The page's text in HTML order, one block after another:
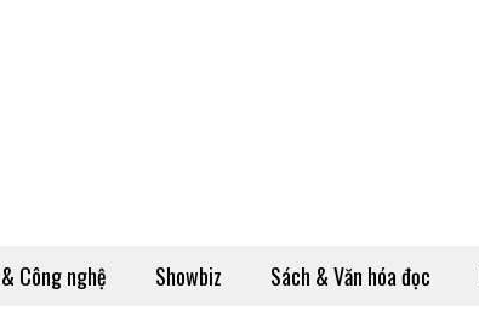
Công nghệ Showbiz Sách & Văn hóa đọc